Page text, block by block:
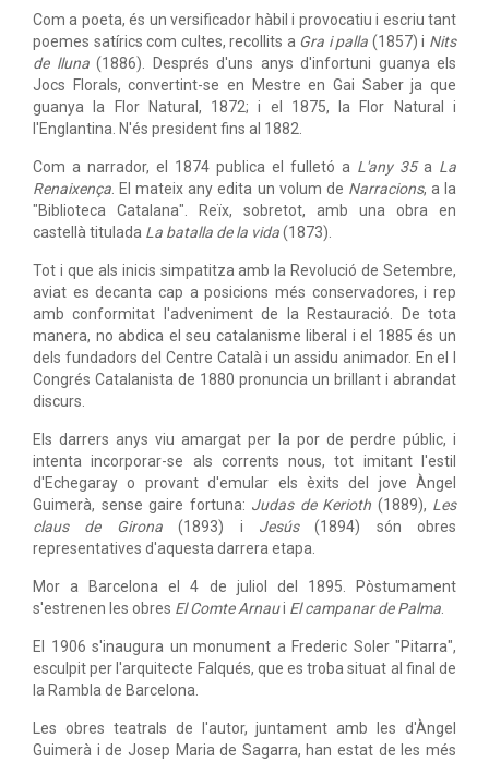
Com a poeta, és un versificador hàbil i provocatiu i escriu tant
poemes satírics com cultes, recollits a Gra i palla (1857) i Nits
de lluna(1886). Després d'uns anys d'infortuni guanya els
Jocs Florals, convertint-se en Mestre en Gai Saber ja que
guanya la Flor Natural, 1872; i el 1875, la Flor Natural i
l'Englantina. N'és president fins al 1882.
Com a narrador, el 1874 publica el fulletó a L'any 35a La
Renaixença . El mateix any edita un volum de Narracions, a la
"Biblioteca Catalana". Reïx, sobretot, amb una obra en
castellà titulada La batalla de la vida(1873).
Tot i que als inicis simpatitza amb la Revolució de Setembre,
aviat es decanta cap a posicions més conservadores, i rep
amb conformitat l'adveniment de la Restauració. De tota
manera, no abdica el seu catalanisme liberal i el 1885 és un
dels fundadors del Centre Català i un assidu animador. En el I
Congrés Catalanista de 1880 pronuncia un brillant i abrandat
discurs.
Els darrers anys viu amargat per la por de perdre públic, i
intenta incorporar-se als corrents nous, tot imitant l'estil
d'Echegaray o provant d'emular els èxits del jove Àngel
Guimerà, sense gaire fortuna: Judas de Kerioth (1889), Les
claus de Girona(1893) i Jesús(1894) són obres
representatives d'aquesta darrera etapa.
Mor a Barcelona el 4 de juliol del 1895. Pòstumament
s'estrenen les obres El Comte Arnaui El campanar de Palma
El 1906 s'inaugura un monument a Frederic Soler "Pitarra",
esculpit per l'arquitecte Falqués, que es troba situat al final de
la Rambla de Barcelona.
Les obres teatrals de l'autor, juntament amb les d'Àngel
Guimerà i de Josep Maria de Sagarra, han estat de les més